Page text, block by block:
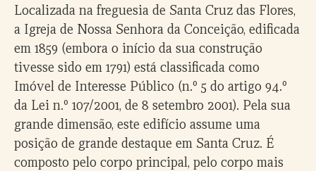
Localizada na freguesia de Santa Cruz das Flores,
a Igreja de Nossa Senhora da Conceição, edificada
em 1859 (embora o início da sua construção
tivesse sido em 1791) está classificada como
Imóvel de Interesse Público (n.º 5 do artigo 94.º
da Lei n.º 107/2001, de 8 setembro 2001). Pela sua
grande dimensão, este edifício assume uma
posição de grande destaque em Santa Cruz. É
composto pelo corpo principal, pelo corpo mais